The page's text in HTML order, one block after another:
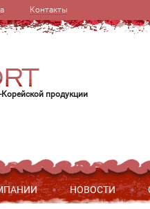
Контакты
продукции
НОВОСТИ